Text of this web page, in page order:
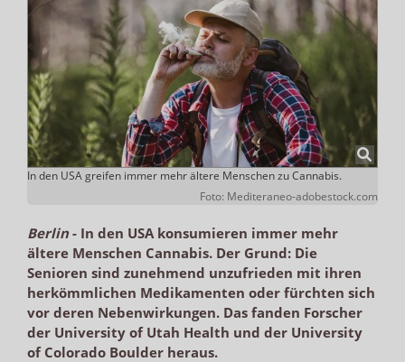
In den USA greifen immer mehr ältere Menschen zu Cannabis.
Foto: Mediteraneo-adobestock.com
Berlin- In den USA konsumieren immer mehr
ältere Menschen Cannabis. Der Grund: Die
Senioren sind zunehmend unzufrieden mit ihren
herkömmlichen Medikamenten oder fürchten sich
vor deren Nebenwirkungen. Das fanden Forscher
der University of Utah Health und der University
of Colorado Boulder heraus.